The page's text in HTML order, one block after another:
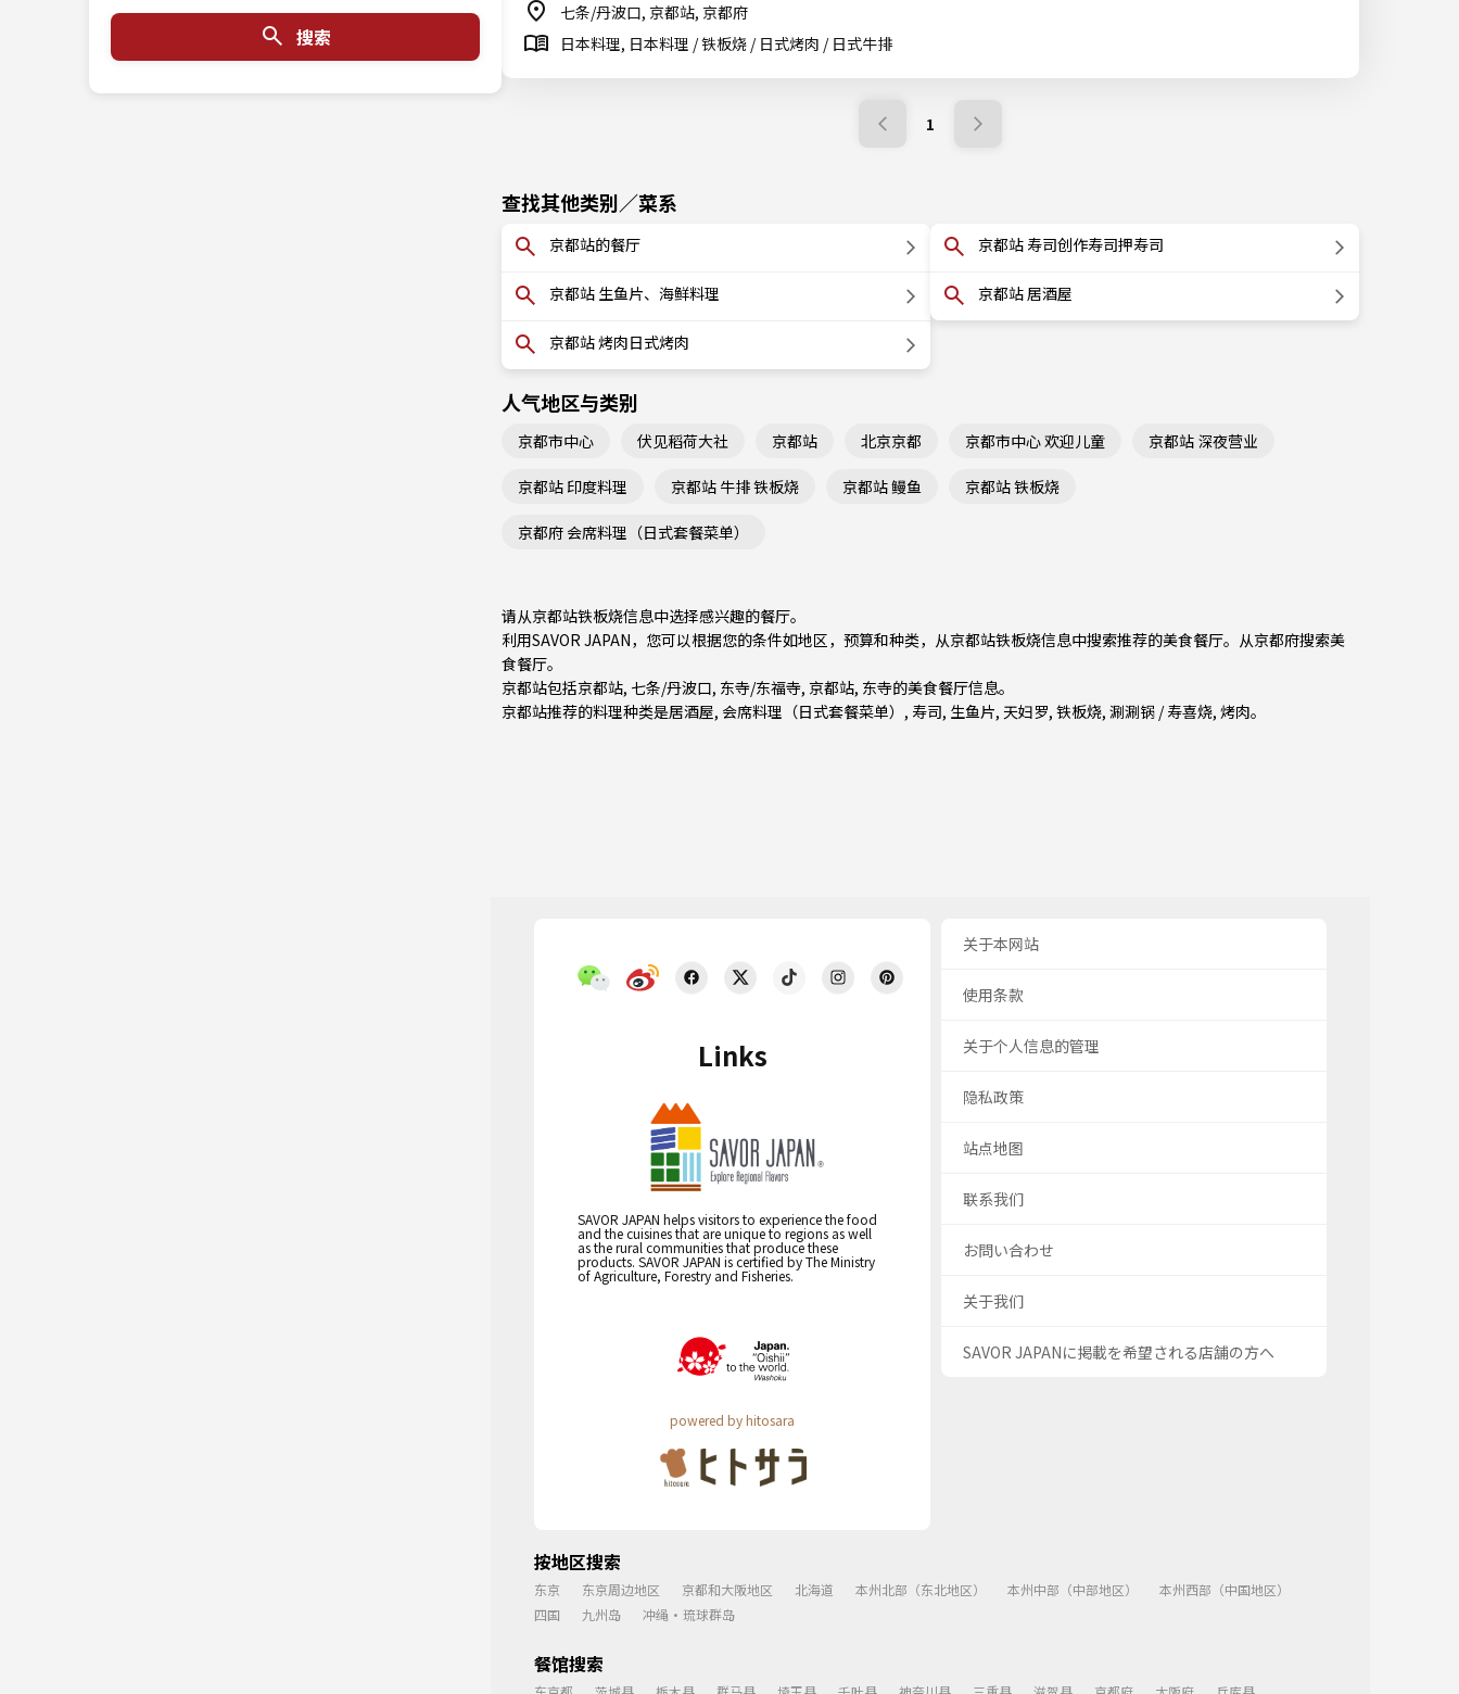
搜索
七条/丹波口, 京都站, 京都府
日本料理, 日本料理 / 铁板烧 / 日式烤肉 / 日式牛排
1
查找其他类别／菜系
京都站的餐厅
京都站 生鱼片、海鲜料理
京都站 烤肉日式烤肉
京都站 寿司创作寿司押寿司
京都站 居酒屋
人气地区与类别
京都市中心 伏见稻荷大社 京都站 北京京都 京都市中心 欢迎儿童 京都站 深夜营业
京都站 印度料理 京都站 牛排 铁板烧 京都站 鳗鱼 京都站 铁板烧
京都府 会席料理（日式套餐菜单）
请从京都站铁板烧信息中选择感兴趣的餐厅。
利用SAVOR JAPAN，您可以根据您的条件如地区，预算和种类，从京都站铁板烧信息中搜索推荐的美食餐厅。从京都府搜索美
食餐厅。
京都站包括京都站, 七条/丹波口, 东寺/东福寺, 京都站, 东寺的美食餐厅信息。
京都站推荐的料理种类是居酒屋, 会席料理（日式套餐菜单） , 寿司, 生鱼片, 天妇罗, 铁板烧, 涮涮锅 / 寿喜烧, 烤肉。
Links
SAVOR JAPAN helps visitors to experience the food
and the cuisines that are unique to regions as well
as the rural communities that produce these
products. SAVOR JAPAN is certified by The Ministry
of Agriculture, Forestry and Fisheries.
powered by hitosara
关于本网站
使用条款
关于个人信息的管理
隐私政策
站点地图
联系我们
お問い合わせ
关于我们
SAVOR JAPANに掲載を希望される店舗の方へ
按地区搜索
东京 东京周边地区 京都和大阪地区 北海道 本州北部（东北地区） 本州中部（中部地区）
本州西部（中国地区）
四国
九州岛 冲绳・琉球群岛
餐馆搜索